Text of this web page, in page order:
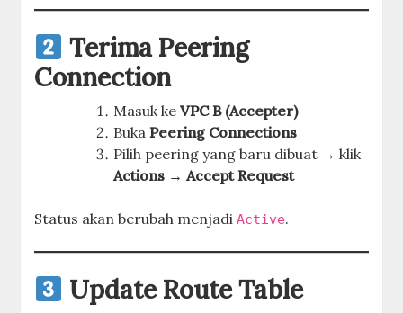
Terima Peering
Connection
Masuk keVPC B (Accepter)
BukaPeering Connections
Pilih peering yang baru dibuat → klik
Actions → Accept Request
Status akan berubah menjadiActive.
Update Route Table